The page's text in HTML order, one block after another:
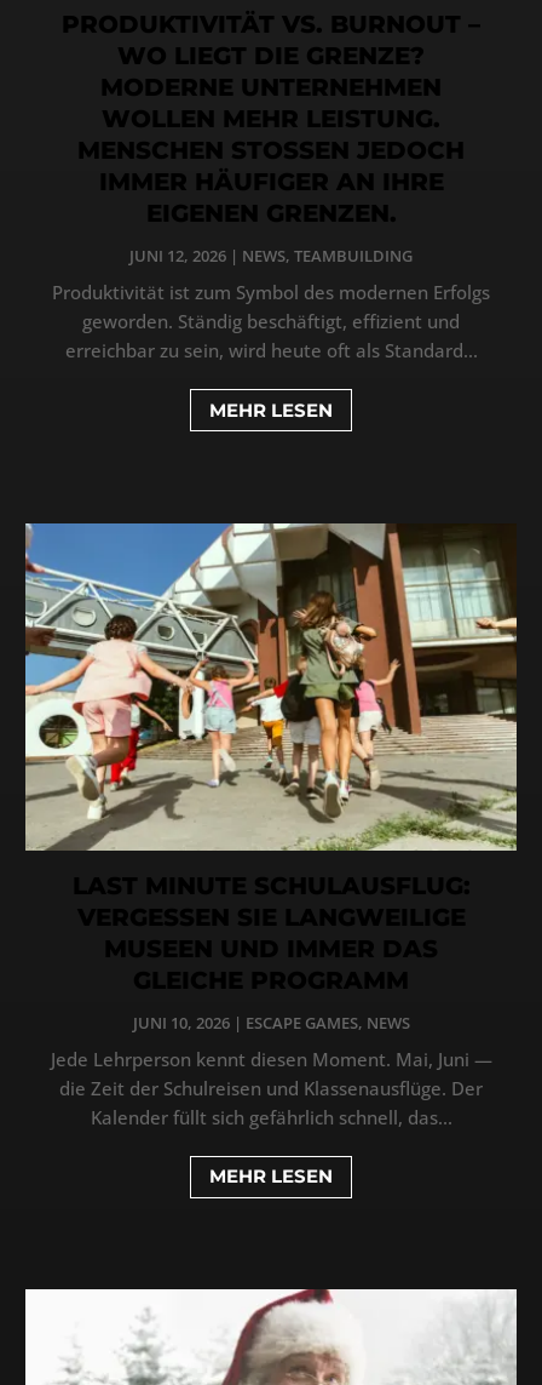
PRODUKTIVITÄT VS. BURNOUT –
WO LIEGT DIE GRENZE?
MODERNE UNTERNEHMEN
WOLLEN MEHR LEISTUNG.
MENSCHEN STOSSEN JEDOCH
IMMER HÄUFIGER AN IHRE
EIGENEN GRENZEN.
JUNI 12, 2026 | NEWS, TEAMBUILDING
Produktivität ist zum Symbol des modernen Erfolgs
geworden. Ständig beschäftigt, effizient und
erreichbar zu sein, wird heute oft als Standard...
MEHR LESEN
JUNI 10, 2026| ESCAPE GAMES, NEWS
Jede Lehrperson kennt diesen Moment. Mai, Juni —
die Zeit der Schulreisen und Klassenausflüge. Der
Kalender füllt sich gefährlich schnell, das...
MEHR LESEN